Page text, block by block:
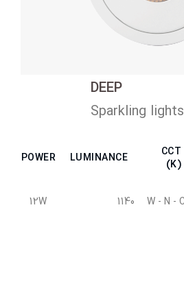
DEEP
Sparkling lights
CCT
(K)
LUMINANCE
POWER
1140
12W